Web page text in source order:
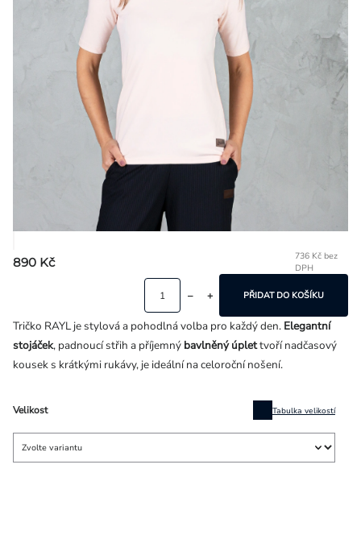
890 Kč
736 Kč bez
DPH
Velikost Tabulka velikostí
PŘIDAT DO KOŠÍKU
Tričko RAYL je stylová a pohodlná volba pro každý den. Elegantní
stojáček, padnoucí střih a příjemný bavlněný úplettvoří nadčasový
kousek s krátkými rukávy, je ideální na celoroční nošení.